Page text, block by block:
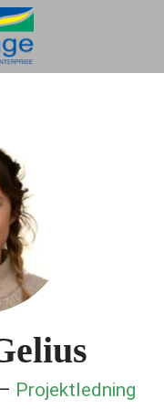
Projektledning